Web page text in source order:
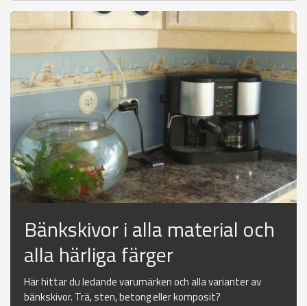
Bänkskivor i alla material och
alla härliga färger
Här hittar du ledande varumärken och alla varianter av
bänkskivor. Trä, sten, betong eller komposit?